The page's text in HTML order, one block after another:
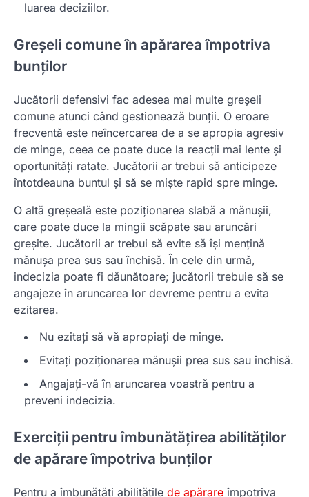
luarea deciziilor.
Greșeli comune în apărarea împotriva
bunților
Jucătorii defensivi fac adesea mai multe greșeli
comune atunci când gestionează bunții. O eroare
frecventă este neîncercarea de a se apropia agresiv
de minge, ceea ce poate duce la reacții mai lente și
oportunități ratate. Jucătorii ar trebui să anticipeze
întotdeauna buntul și să se miște rapid spre minge.
O altă greșeală este poziționarea slabă a mănușii,
care poate duce la mingii scăpate sau aruncări
greșite. Jucătorii ar trebui să evite să își mențină
mănușa prea sus sau închisă. În cele din urmă,
indecizia poate fi dăunătoare; jucătorii trebuie să se
angajeze în aruncarea lor devreme pentru a evita
ezitarea.
Nu ezitați să vă apropiați de minge.
Evitați poziționarea mănușii prea sus sau închisă.
Angajați-vă în aruncarea voastră pentru a
preveni indecizia.
Exerciții pentru îmbunătățirea abilităților
de apărare împotriva bunților
Pentru a îmbunătăți abilitățile de apărare împotriva